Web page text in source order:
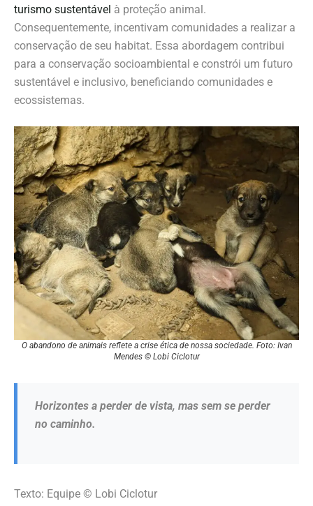
turismo sustentável à proteção animal.
Consequentemente, incentivam comunidades a realizar a
conservação de seu habitat. Essa abordagem contribui
para a conservação socioambiental e constrói um futuro
sustentável e inclusivo, beneficiando comunidades e
ecossistemas.
O abandono de animais reflete a crise ética de nossa sociedade. Foto: Ivan
Mendes © Lobi Ciclotur
Horizontes a perder de vista, mas sem se perder
no caminho.
Texto: Equipe © Lobi Ciclotur